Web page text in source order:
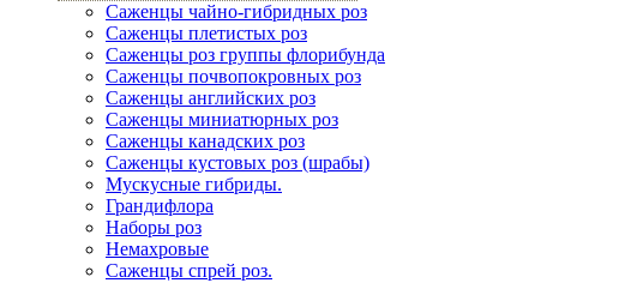
Саженцы чайно-гибридных роз
Саженцы плетистых роз
Саженцы роз группы флорибунда
Саженцы почвопокровных роз
Саженцы английских роз
Саженцы миниатюрных роз
Саженцы канадских роз
Саженцы кустовых роз (шрабы)
Мускусные гибриды.
Грандифлора
Наборы роз
Немахровые
Саженцы спрей роз.